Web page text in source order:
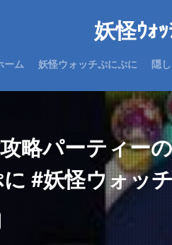
妖怪ｳｫ
ーム 妖怪ウォッチぷにぷに 隠
略パーティー
#妖怪ウォッ